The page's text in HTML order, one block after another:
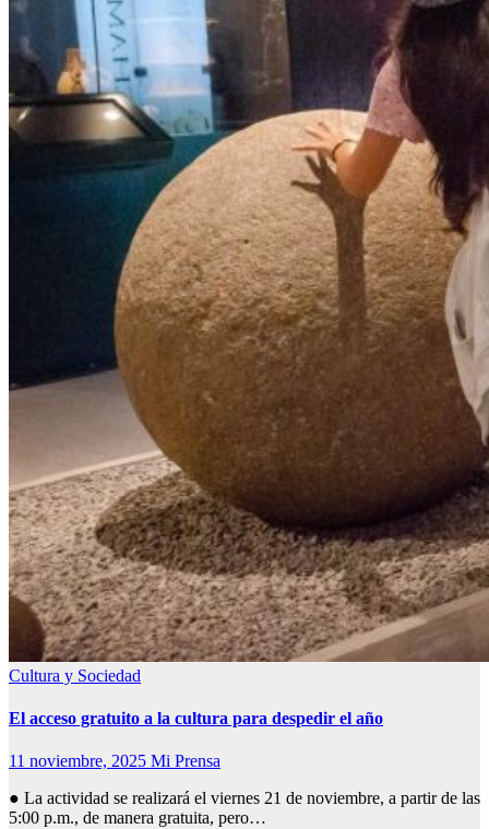
Cultura y Sociedad
El acceso gratuito a la cultura para despedir el año
11 noviembre, 2025 Mi Prensa
● La actividad se realizará el viernes 21 de noviembre, a partir de las
5:00 p.m., de manera gratuita, pero…